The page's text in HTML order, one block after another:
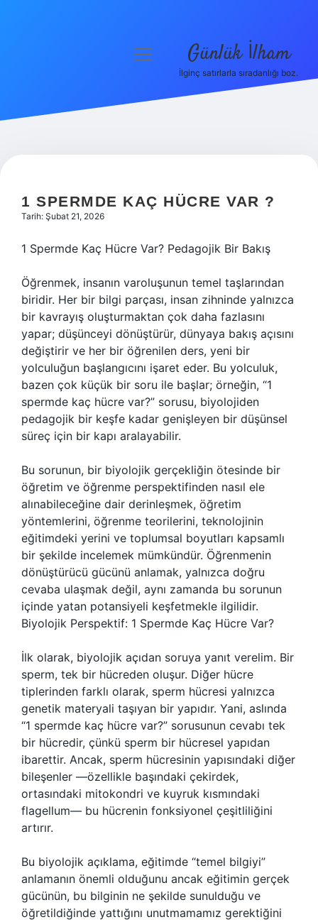
Hakkımızda
menüyü
Günlük İlham
İlginç satırlarla sıradanlığı boz.
1 SPERMDE KAÇ HÜCRE VAR ?
Tarih: Şubat 21, 2026
1 Spermde Kaç Hücre Var? Pedagojik Bir Bakış
Öğrenmek, insanın varoluşunun temel taşlarından
biridir. Her bir bilgi parçası, insan zihninde yalnızca
bir kavrayış oluşturmaktan çok daha fazlasını
yapar; düşünceyi dönüştürür, dünyaya bakış açısını
değiştirir ve her bir öğrenilen ders, yeni bir
yolculuğun başlangıcını işaret eder. Bu yolculuk,
bazen çok küçük bir soru ile başlar; örneğin, “1
spermde kaç hücre var?” sorusu, biyolojiden
pedagojik bir keşfe kadar genişleyen bir düşünsel
süreç için bir kapı aralayabilir.
Bu sorunun, bir biyolojik gerçekliğin ötesinde bir
öğretim ve öğrenme perspektifinden nasıl ele
alınabileceğine dair derinleşmek, öğretim
yöntemlerini, öğrenme teorilerini, teknolojinin
eğitimdeki yerini ve toplumsal boyutları kapsamlı
bir şekilde incelemek mümkündür. Öğrenmenin
dönüştürücü gücünü anlamak, yalnızca doğru
cevaba ulaşmak değil, aynı zamanda bu sorunun
içinde yatan potansiyeli keşfetmekle ilgilidir.
Biyolojik Perspektif: 1 Spermde Kaç Hücre Var?
İlk olarak, biyolojik açıdan soruya yanıt verelim. Bir
sperm, tek bir hücreden oluşur. Diğer hücre
tiplerinden farklı olarak, sperm hücresi yalnızca
genetik materyali taşıyan bir yapıdır. Yani, aslında
“1 spermde kaç hücre var?” sorusunun cevabı tek
bir hücredir, çünkü sperm bir hücresel yapıdan
ibarettir. Ancak, sperm hücresinin yapısındaki diğer
bileşenler —özellikle başındaki çekirdek,
ortasındaki mitokondri ve kuyruk kısmındaki
flagellum— bu hücrenin fonksiyonel çeşitliliğini
artırır.
Bu biyolojik açıklama, eğitimde “temel bilgiyi”
anlamanın önemli olduğunu ancak eğitimin gerçek
gücünün, bu bilginin ne şekilde sunulduğu ve
öğretildiğinde yattığını unutmamamız gerektiğini